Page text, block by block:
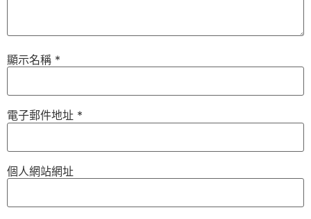
顯示名稱 *
電子郵件地址 *
個人網站網址